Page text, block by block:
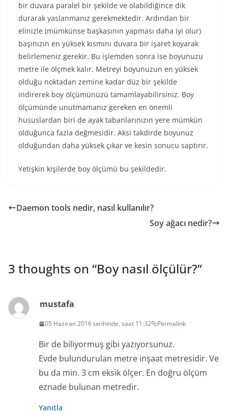
bir duvara paralel bir şekilde ve olabildiğince dik
durarak yaslanmanız gerekmektedir. Ardından bir
elinizle (mümkünse başkasının yapması daha iyi olur)
başınızın en yüksek kısmını duvara bir işaret koyarak
belirlemeniz gerekir. Bu işlemden sonra ise boyunuzu
metre ile ölçmek kalır. Metreyi boyunuzun en yüksek
olduğu noktadan zemine kadar düz bir şekilde
indirerek boy ölçümünüzü tamamlayabilirsiniz. Boy
ölçümünde unutmamanız gereken en önemli
hususlardan biri de ayak tabanlarınızın yere mümkün
olduğunca fazla değmesidir. Aksi takdirde boyunuz
olduğundan daha yüksek çıkar ve kesin sonucu saptırır.
Yetişkin kişilerde boy ölçümü bu şekildedir.
Daemon tools nedir, nasıl kullanılır?
Soy ağacı nedir?
3 thoughts on “Boy nasıl ölçülür?”
mustafa
05 Haziran 2016 tarihinde, saat 11:32 Permalink
Bir de biliyormuş gibi yazıyorsunuz.
Evde bulundurulan metre inşaat metresidir. Ve
bu da min. 3 cm eksik ölçer. En doğru ölçüm
eznade bulunan metredir.
Yanıtla